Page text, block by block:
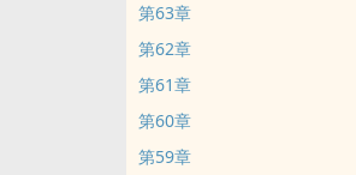
第63章
第62章
第61章
第60章
第59章